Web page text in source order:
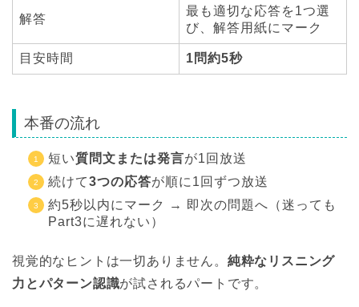
解答
最も適切な応答を1つ選
び、解答用紙にマーク
目安時間 1問約5秒
本番の流れ
短い質問文または発言が1回放送
続けて3つの応答が順に1回ずつ放送
約5秒以内にマーク → 即次の問題へ（迷っても
Part3に遅れない）
視覚的なヒントは一切ありません。 純粋なリスニング
力とパターン認識が試されるパートです。